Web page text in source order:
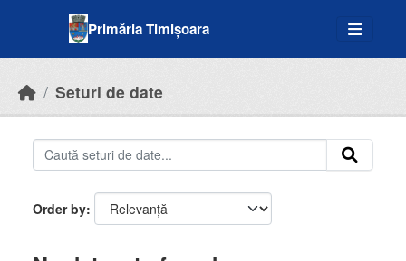
Primăria Timișoara
Seturi de date
Order by